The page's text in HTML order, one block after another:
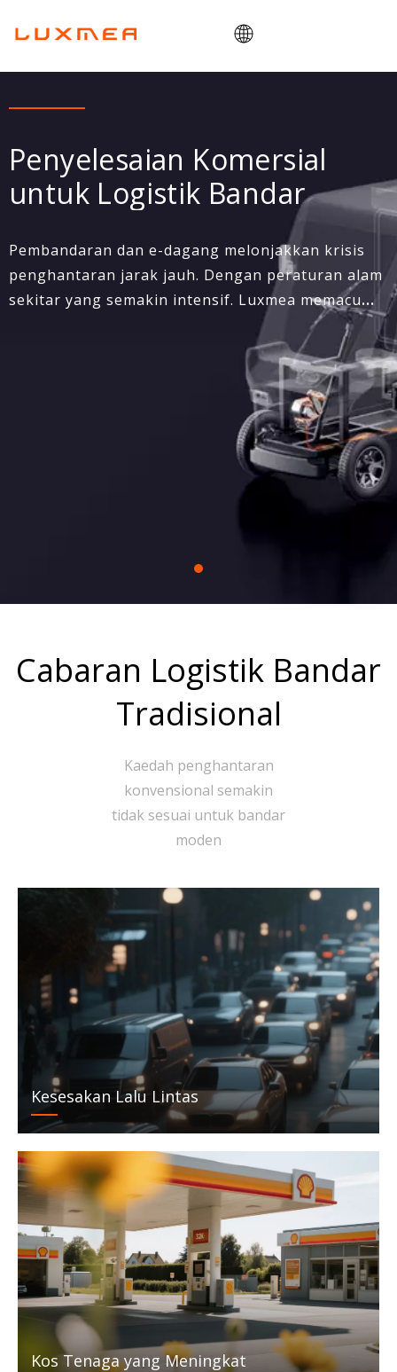
Basikal kargo
Utiliti
Blog
Kenalan
Penyelesaian Komersial
untuk Logistik Bandar
Pembandaran dan e-dagang melonjakkan krisis
penghantaran jarak jauh. Dengan peraturan alam
sekitar yang semakin intensif. Luxmea memacu
peralihan mobiliti melalui basikal kargo yang
direka bentuk dengan rangkaian kuasa hibrid
bersiri tanpa rantai dan reka bentuk modular.
Penyelesaian komersial kami membolehkan
penyepaduan yang fleksibel dan lancar merentasi
Cabaran Logistik Bandar
Tradisional
Kaedah penghantaran
konvensional semakin
tidak sesuai untuk bandar
moden
Kesesakan Lalu Lintas
Kos Tenaga yang Meningkat